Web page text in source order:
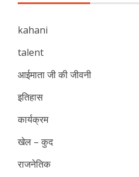
kahani
talent
आईमाता जी की जीवनी
इतिहास
कार्यक्रम
खेल – कुद
राजनेतिक